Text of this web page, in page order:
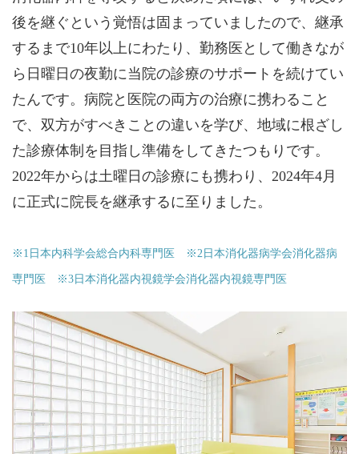
後を継ぐという覚悟は固まっていましたので、継承
するまで10年以上にわたり、勤務医として働きなが
ら日曜日の夜勤に当院の診療のサポートを続けてい
たんです。病院と医院の両方の治療に携わること
で、双方がすべきことの違いを学び、地域に根ざし
た診療体制を目指し準備をしてきたつもりです。
2022年からは土曜日の診療にも携わり、2024年4月
に正式に院長を継承するに至りました。
※1日本内科学会総合内科専門医 ※2日本消化器病学会消化器病
専門医 ※3日本消化器内視鏡学会消化器内視鏡専門医